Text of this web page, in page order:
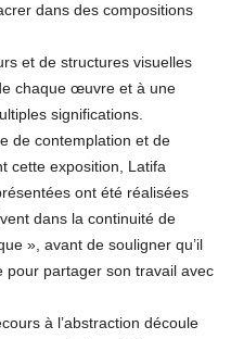
dans des compositions
et de structures visuelles
chaque œuvre et à une
significations.
de contemplation et de
cette exposition, Latifa
ont été réalisées
dans la continuité de
», avant de souligner qu’il
pour partager son travail avec
à l’abstraction découle